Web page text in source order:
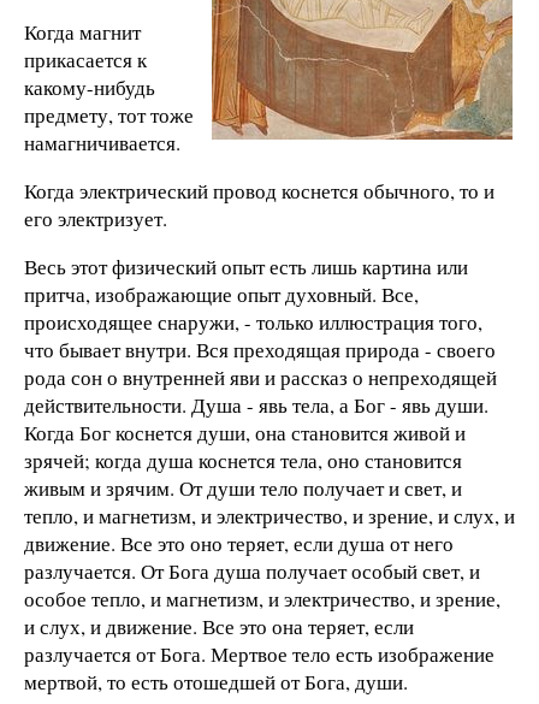
Когда магнит
прикасается к
какому-нибудь
предмету, тот тоже
намагничивается.
Когда электрический провод коснется обычного, то и
его электризует.
Весь этот физический опыт есть лишь картина или
притча, изображающие опыт духовный. Все,
происходящее снаружи, - только иллюстрация того,
что бывает внутри. Вся преходящая природа - своего
рода сон о внутренней яви и рассказ о непреходящей
действительности. Душа - явь тела, а Бог - явь души.
Когда Бог коснется души, она становится живой и
зрячей; когда душа коснется тела, оно становится
живым и зрячим. От души тело получает и свет, и
тепло, и магнетизм, и электричество, и зрение, и слух, и
движение. Все это оно теряет, если душа от него
разлучается. От Бога душа получает особый свет, и
особое тепло, и магнетизм, и электричество, и зрение,
и слух, и движение. Все это она теряет, если
разлучается от Бога. Мертвое тело есть изображение
мертвой, то есть отошедшей от Бога, души.